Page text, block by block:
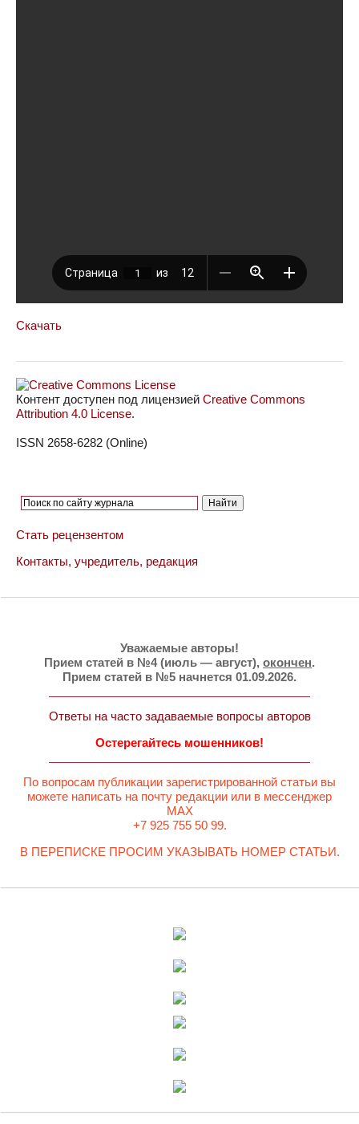
Скачать
Контент доступен под лицензией Creative Commons
Attribution 4.0 License.
ISSN 2658-6282 (Online)
Стать рецензентом
Контакты, учредитель, редакция
Уважаемые авторы!
Прием статей в №4 (июль — август), окончен.
Прием статей в №5 начнется 01.09.2026.
Ответы на часто задаваемые вопросы авторов
Остерегайтесь мошенников!
По вопросам публикации зарегистрированной статьи вы
можете написать на почту редакции или в мессенджер
MAX
+7 925 755 50 99.
В ПЕРЕПИСКЕ ПРОСИМ УКАЗЫВАТЬ НОМЕР СТАТЬИ.